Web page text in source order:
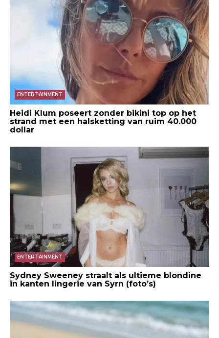
ENTERTAINMENT
Heidi Klum poseert zonder bikini top op het
strand met een halsketting van ruim 40.000
dollar
ENTERTAINMENT
Sydney Sweeney straalt als ultieme blondine
in kanten lingerie van Syrn (foto’s)